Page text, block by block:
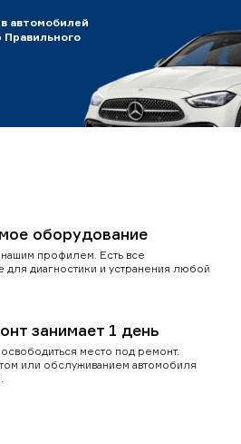
автомобилей
оборудование
профилем. Есть все
диагностики и устранения любой
занимает 1 день
место под ремонт.
или обслуживанием автомобиля